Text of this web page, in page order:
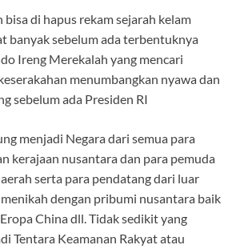
bisa di hapus rekam sejarah kelam
banyak sebelum ada terbentuknya
Ireng Merekalah yang mencari
menumbangkan nyawa dan
sebelum ada Presiden RI
menjadi Negara dari semua para
kerajaan nusantara dan para pemuda
serta para pendatang dari luar
dengan pribumi nusantara baik
China dll. Tidak sedikit yang
Tentara Keamanan Rakyat atau